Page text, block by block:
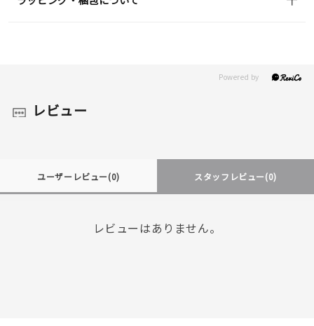
レビュー
ユーザーレビュー(0) スタッフレビュー(0)
レビューはありません。